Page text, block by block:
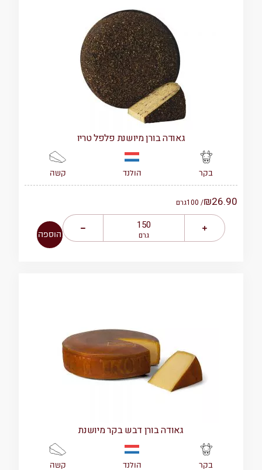
גאודה בורן מיושנת פלפל טריו
בקר הולנד קשה
₪26.90
/ 100 גרם
גרם הוספה
גאודה בורן דבש בקר מיושנת
בקר הולנד קשה